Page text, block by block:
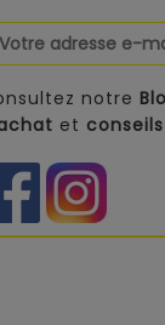
notre
et conseils